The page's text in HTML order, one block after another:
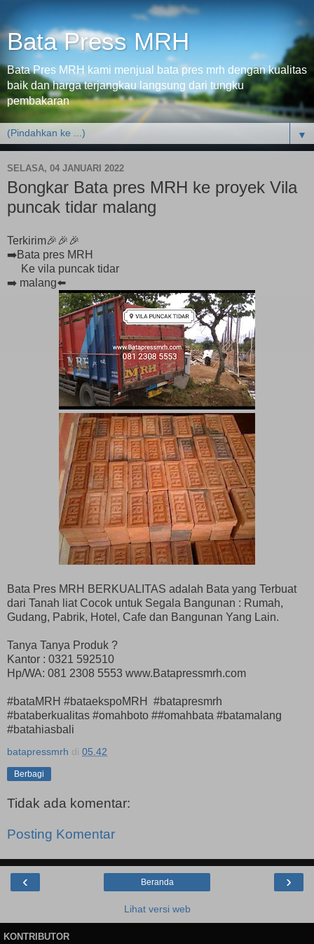
Bata Press MRH
Bata Pres MRH kami menjual bata pres mrh dengan kualitas
baik dan harga terjangkau langsung dari tungku
pembakaran
▼
SELASA, 04 JANUARI 2022
Bongkar Bata pres MRH ke proyek Vila
puncak tidar malang
Terkirim🎉🎉🎉
➡️Bata pres MRH
Ke vila puncak tidar
➡️ malang⬅️
Bata Pres MRH BERKUALITAS adalah Bata yang Terbuat
dari Tanah liat Cocok untuk Segala Bangunan : Rumah,
Gudang, Pabrik, Hotel, Cafe dan Bangunan Yang Lain.
Tanya Tanya Produk ?
Kantor : 0321 592510
Hp/WA: 081 2308 5553 www.Batapressmrh.com
#bataMRH #bataekspoMRH #batapresmrh
#bataberkualitas #omahboto ##omahbata #batamalang
#batahiasbali
batapressmrh di 05.42
Berbagi
Tidak ada komentar:
Posting Komentar
‹ ›
Beranda
Lihat versi web
KONTRIBUTOR